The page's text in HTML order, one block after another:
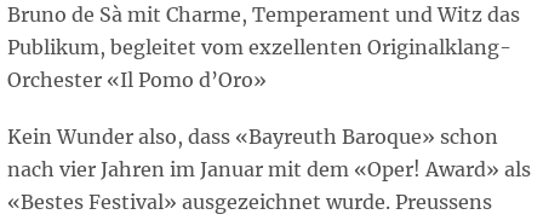
Bruno de Sà mit Charme, Temperament und Witz das
Publikum, begleitet vom exzellenten Originalklang-
Orchester «Il Pomo d’Oro»
Kein Wunder also, dass «Bayreuth Baroque» schon
nach vier Jahren im Januar mit dem «Oper! Award» als
«Bestes Festival» ausgezeichnet wurde. Preussens